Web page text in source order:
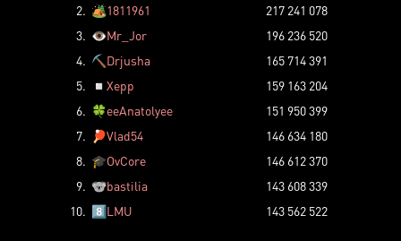
2. 🏕️1811961
217 241 078
3. 👁️Mr_Jor
196 236 520
4. ⛏️ Drjusha
165 714 391
5.
◽ Xepp
159 163 204
6. 🍀eeAnatolyee
151 950 399
7.
🏓Vlad54
146 634 180
8. 🎓OvCore
146 612 370
9. 🐨bastilia
143 608 339
10. 8️⃣LMU 143 562 522